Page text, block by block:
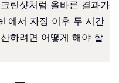
린샷처럼 올바른 결과가
에서 자정 이후 두 시간
하려면 어떻게 해야 할